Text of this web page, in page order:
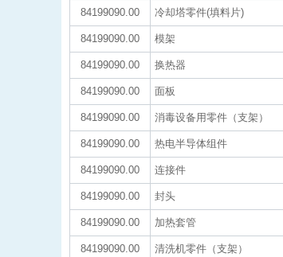
84199090.00 冷却塔零件(填料片)
84199090.00 模架
84199090.00 换热器
84199090.00 面板
84199090.00 消毒设备用零件（支架）
84199090.00 热电半导体组件
84199090.00 连接件
84199090.00 封头
84199090.00 加热套管
84199090.00 清洗机零件（支架）